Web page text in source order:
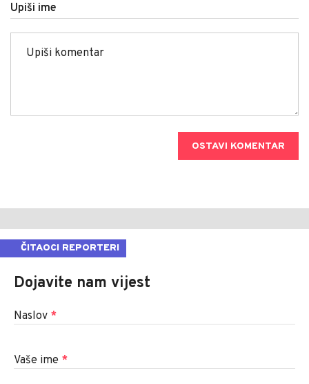
Upiši ime
OSTAVI KOMENTAR
ČITAOCI REPORTERI
Dojavite nam vijest
Naslov *
Vaše ime *